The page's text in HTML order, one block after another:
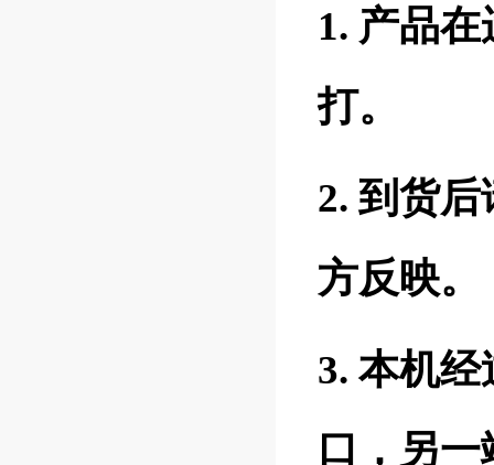
1. 产品
打。
2. 到货
方反映。
3. 本机
口，另